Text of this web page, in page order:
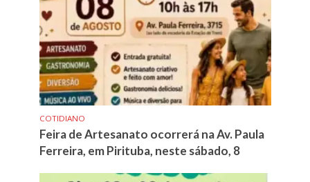
COTIDIANO
Feira de Artesanato ocorrerá na Av. Paula
Ferreira, em Pirituba, neste sábado, 8